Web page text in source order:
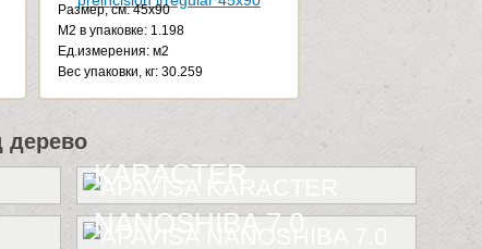
Размер, см: 45x90
М2 в упаковке: 1.198
Ед.измерения: м2
Веc упаковки, кг: 30.259
дерево
KARACTER
NANOSHIBA 7.0